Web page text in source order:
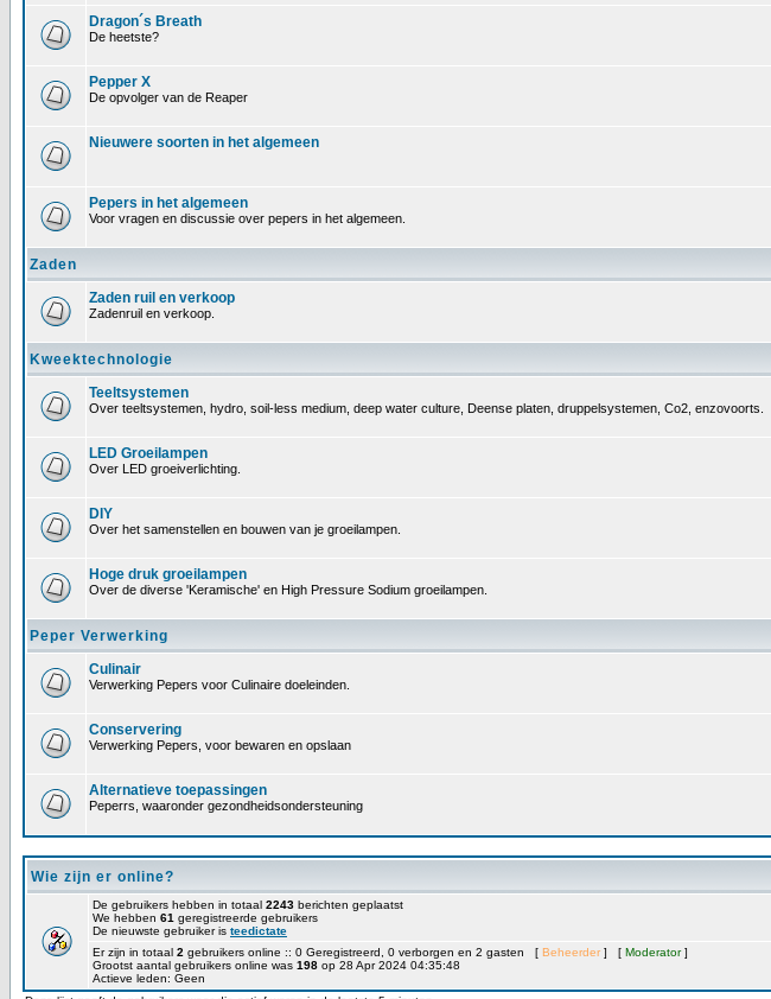
Dragon´s Breath
De heetste?
Pepper X
De opvolger van de Reaper
Nieuwere soorten in het algemeen
Pepers in het algemeen
Voor vragen en discussie over pepers in het algemeen.
Zaden
Zaden ruil en verkoop
Zadenruil en verkoop.
Kweektechnologie
Teeltsystemen
Over teeltsystemen, hydro, soil-less medium, deep water culture, Deense platen, druppelsystemen, Co2, enzovoorts.
LED Groeilampen
Over LED groeiverlichting.
DIY
Over het samenstellen en bouwen van je groeilampen.
Hoge druk groeilampen
Over de diverse 'Keramische' en High Pressure Sodium groeilampen.
Peper Verwerking
Culinair
Verwerking Pepers voor Culinaire doeleinden.
Conservering
Verwerking Pepers, voor bewaren en opslaan
Alternatieve toepassingen
Peperrs, waaronder gezondheidsondersteuning
Wie zijn er online?
De gebruikers hebben in totaal 2243 berichten geplaatst
We hebben 61 geregistreerde gebruikers
De nieuwste gebruiker is teedictate
Er zijn in totaal 2 gebruikers online :: 0 Geregistreerd, 0 verborgen en 2 gasten [ Beheerder ] [ Moderator]
Grootst aantal gebruikers online was 198 op 28 Apr 2024 04:35:48
Actieve leden: Geen